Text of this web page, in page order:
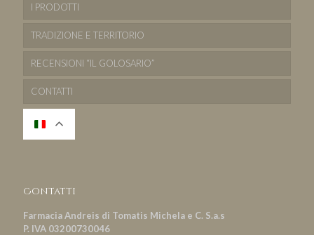
I PRODOTTI
TRADIZIONE E TERRITORIO
RECENSIONI “IL GOLOSARIO”
CONTATTI
Contatti
Farmacia Andreis di Tomatis Michela e C. S.a.s
P. IVA 03200730046